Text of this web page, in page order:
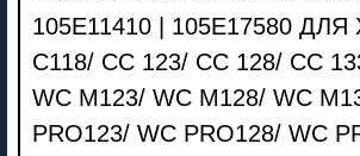
105E11410 | 105E17580 ДЛЯ
C118/ CC 123/ CC 128/ CC
WC M123/ WC M128/ WC
PRO123/ WC PRO128/ WC